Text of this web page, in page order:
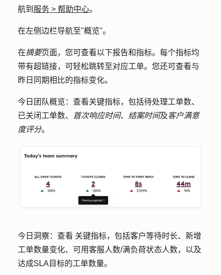
航到 服务 > 帮助中心。
在左侧边栏导航至"概览"。
在摘要页面，您可查看以下报告和指标。每个指标均
带有超链接，可轻松跳转至对应工单。您还可查看与
昨日同期相比的指标变化。
今日团队概览 ：查看关键指标，包括待处理工单数、
已关闭工单数、
首次响应时间、 结案时间及客户满意
度评分。
今日洞察：查看 关键指标，包括客户等待时长、新增
工单数量变化、可用客服人数/满负荷状态人数，以及
达成SLA目标的工单数量。